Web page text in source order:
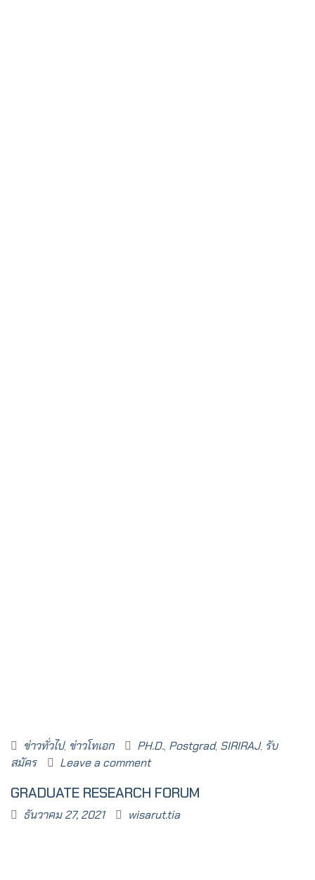
ข่าวทั่วไป, ข่าวโทเอก PH.D., Postgrad, SIRIRAJ, รับ
สมัคร
Leave a comment
GRADUATE RESEARCH FORUM
ธันวาคม 27, 2021 wisarut.tia